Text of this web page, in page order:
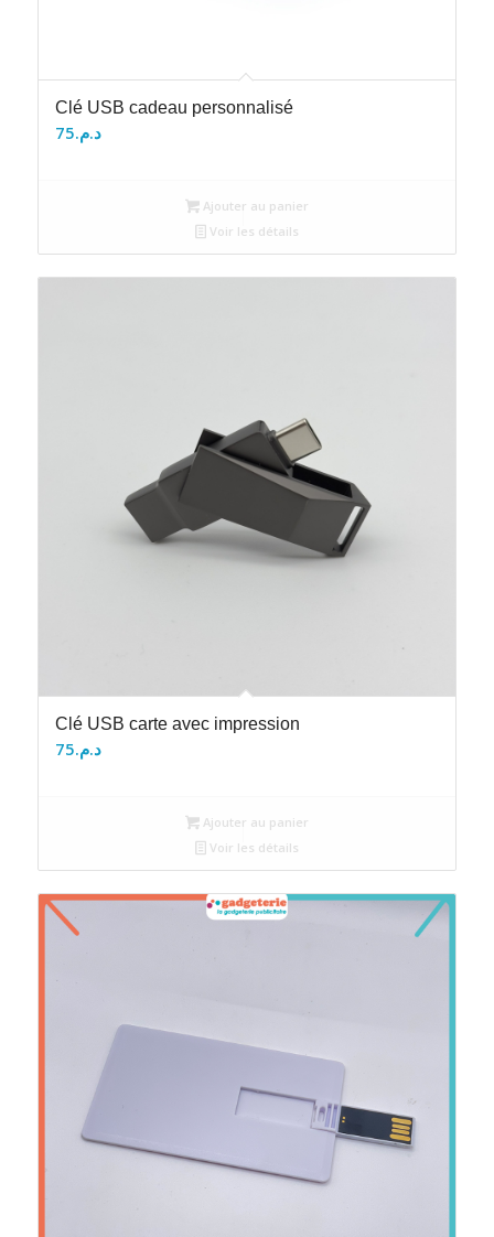
Clé USB cadeau personnalisé
د.م.75
Ajouter au panier
Voir les détails
Clé USB carte avec impression
د.م.75
Ajouter au panier
Voir les détails